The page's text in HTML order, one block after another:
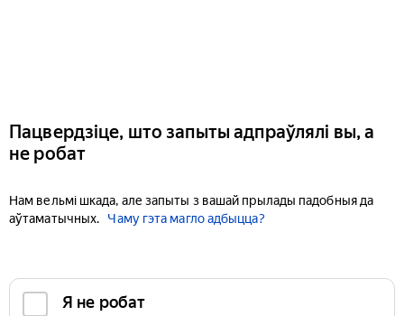
Пацвердзіце, што запыты адпраўлялі вы, а
не робат
Нам вельмі шкада, але запыты з вашай прылады падобныя да
аўтаматычных.
Чаму гэта магло адбыцца?
Я не робат